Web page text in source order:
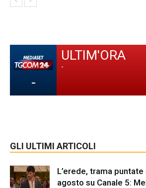
-
ULTIM'ORA
-
GLI ULTIMI ARTICOLI
L’erede, trama
agosto su Canale 5: